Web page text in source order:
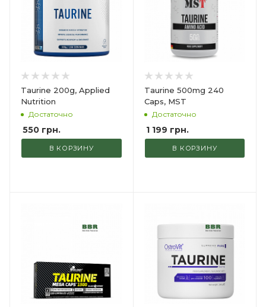
Taurine 200g, Applied
Nutrition
Достаточно
550 грн.
В КОРЗИНУ
Taurine 500mg 240
Caps, MST
Достаточно
1 199 грн.
В КОРЗИНУ